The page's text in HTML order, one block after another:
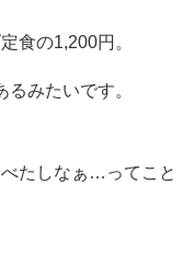
食の1,200円。
みたいです。
たしなぁ…ってこと